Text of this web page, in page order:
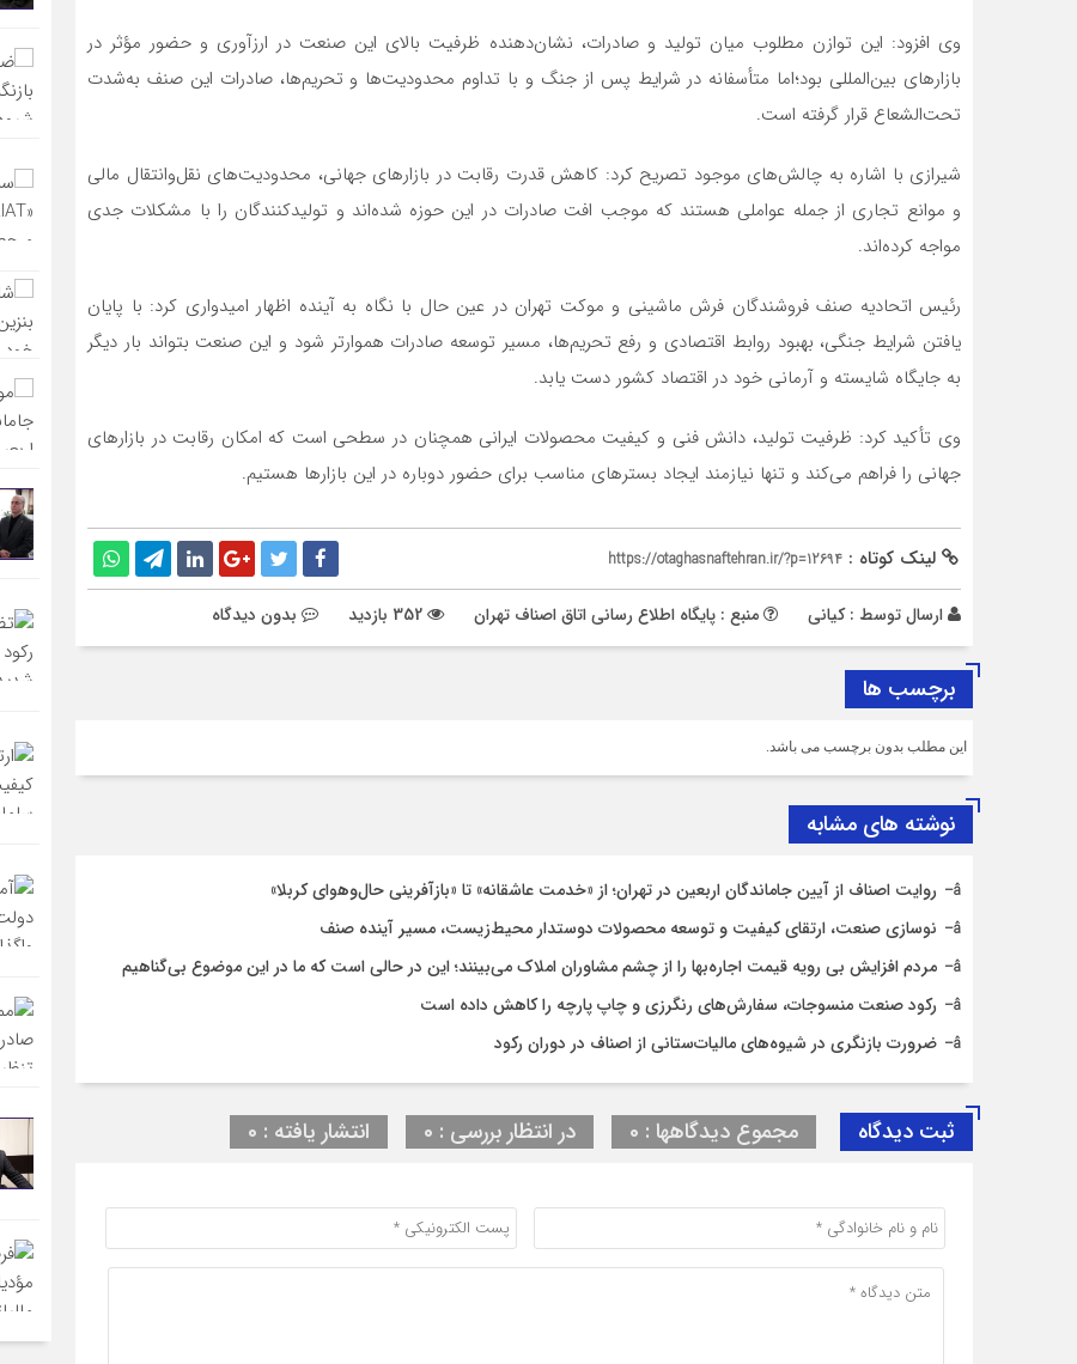
وی افزود: این توازن مطلوب میان تولید و صادرات، نشان‌دهنده ظرفیت بالای این صنعت در ارزآوری و حضور مؤثر در
بازارهای بین‌المللی بود؛اما متأسفانه در شرایط پس از جنگ و با تداوم محدودیت‌ها و تحریم‌ها، صادرات این صنف به‌شدت
تحت‌الشعاع قرار گرفته است.
شیرازی با اشاره به چالش‌های موجود تصریح کرد: کاهش قدرت رقابت در بازارهای جهانی، محدودیت‌های نقل‌وانتقال مالی
و موانع تجاری از جمله عواملی هستند که موجب افت صادرات در این حوزه شده‌اند و تولیدکنندگان را با مشکلات جدی
مواجه کرده‌اند.
رئیس اتحادیه صنف فروشندگان فرش ماشینی و موکت تهران در عین حال با نگاه به آینده اظهار امیدواری کرد: با پایان
یافتن شرایط جنگی، بهبود روابط اقتصادی و رفع تحریم‌ها، مسیر توسعه صادرات هموارتر شود و این صنعت بتواند بار دیگر
به جایگاه شایسته و آرمانی خود در اقتصاد کشور دست یابد.
وی تأکید کرد: ظرفیت تولید، دانش فنی و کیفیت محصولات ایرانی همچنان در سطحی است که امکان رقابت در بازارهای
جهانی را فراهم می‌کند و تنها نیازمند ایجاد بسترهای مناسب برای حضور دوباره در این بازارها هستیم.
لینک کوتاه : https://otaghasnaftehran.ir/?p=12694
ارسال توسط :کیانی منبع : پایگاه اطلاع رسانی اتاق اصناف تهران بدون دیدگاه
برچسب ها
این مطلب بدون برچسب می باشد.
نوشته های مشابه
روایت اصناف از آیین جاماندگان اربعین در تهران؛ از «خدمت عاشقانه» تا «بازآفرینی حال‌وهوای کربلا»
نوسازی صنعت، ارتقای کیفیت و توسعه محصولات دوستدار محیط‌زیست، مسیر آینده صنف
مردم افزایش بی رویه قیمت اجاره‌بها را از چشم مشاوران املاک می‌بینند؛ این در حالی است که ما در این موضوع بی‌گناهیم
رکود صنعت منسوجات، سفارش‌های رنگرزی و چاپ پارچه را کاهش داده است
ضرورت بازنگری در شیوه‌های مالیات‌ستانی از اصناف در دوران رکود
ثبت دیدگاه مجموع دیدگاهها : 0 در انتظار بررسی : 0 انتشار یافته : 0